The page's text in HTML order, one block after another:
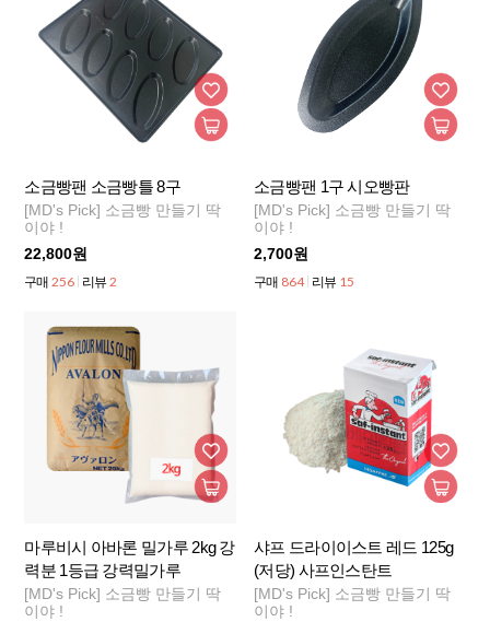
소금빵팬 소금빵틀 8구
[MD's Pick] 소금빵 만들기 딱
이야 !
22,800원
구매 256 리뷰 2
소금빵팬 1구 시오빵판
[MD's Pick] 소금빵 만들기 딱
이야 !
2,700원
구매 864 리뷰 15
마루비시 아바론 밀가루 2kg 강
력분 1등급 강력밀가루
[MD's Pick] 소금빵 만들기 딱
이야 !
샤프 드라이이스트 레드 125g
(저당) 사프인스탄트
[MD's Pick] 소금빵 만들기 딱
이야 !